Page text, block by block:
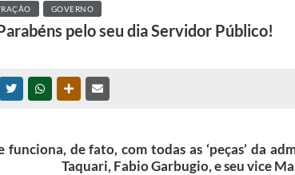
GOVERNO
pelo seu dia Servidor Público!
TWITTERWHATSAPPOUTRAS MÍDIAS
funciona, de fato, com todas as ‘peças’ da
Taquari, Fabio Garbugio, e seu vice